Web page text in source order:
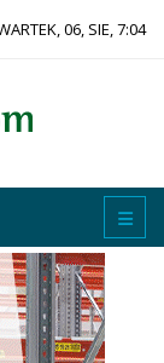
06, SIE, 7:04